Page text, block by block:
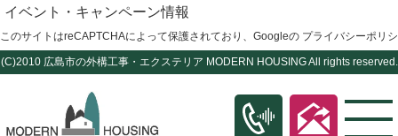
イベント・キャンペーン情報
このサイトはreCAPTCHAによって保護されており、Googleの プライバシーポリ
(C)2010 広島市の外構工事・エクステリア MODERN HOUSING All rights reserved.